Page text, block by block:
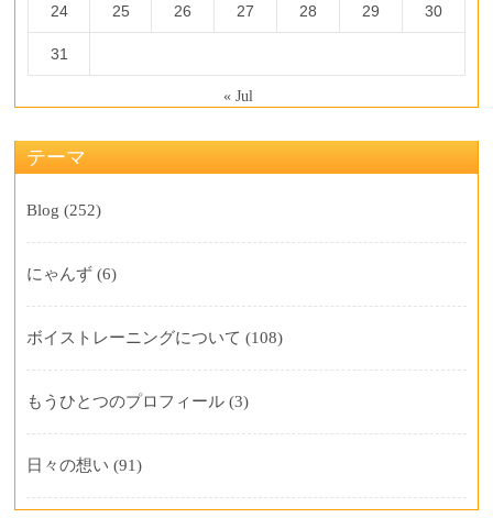
24 25 26 27 28 29 30
31
« Jul
テーマ
Blog (252)
にゃんず (6)
ボイストレーニングについて (108)
もうひとつのプロフィール (3)
日々の想い (91)